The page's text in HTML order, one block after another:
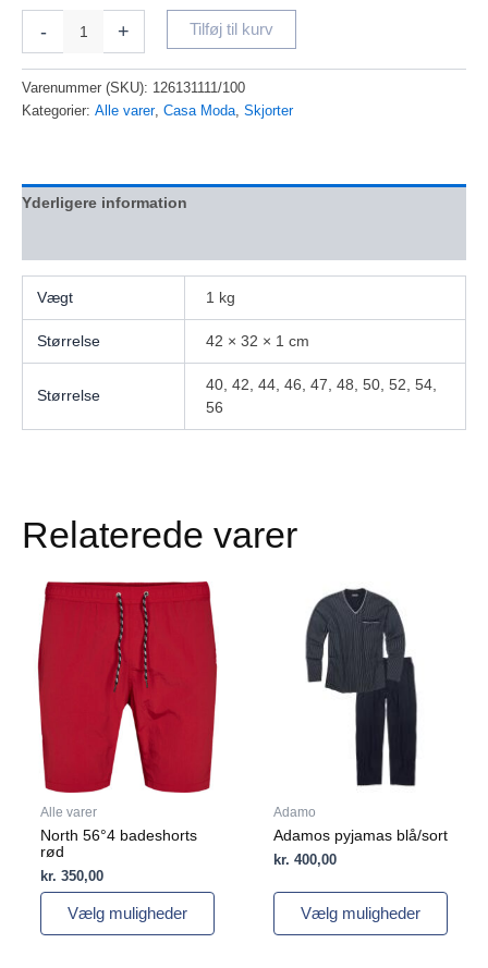
- + Tilføj til kurv
Varenummer (SKU): 126131111/100
Kategorier: Alle varer, Casa Moda Skjorter
Yderligere information
Vægt 1 kg
Størrelse 42 × 32 × 1 cm
Størrelse
40, 42, 44, 46, 47, 48, 50, 52, 54,
56
Relaterede varer
Alle varer
North 56°4 badeshorts
rød
kr. 350,00
Vælg muligheder
Dette
vare
har
flere
varianter.
Mulighederne
kan
vælges
på
varesiden
Adamo
Adamos pyjamas blå/sort
kr. 400,00
Vælg muligheder
varianter.
Mulighederne